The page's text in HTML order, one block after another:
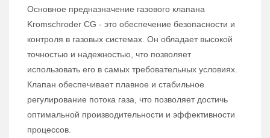
Основное предназначение газового клапана
Kromschroder CG - это обеспечение безопасности и
контроля в газовых системах. Он обладает высокой
точностью и надежностью, что позволяет
использовать его в самых требовательных условиях.
Клапан обеспечивает плавное и стабильное
регулирование потока газа, что позволяет достичь
оптимальной производительности и эффективности
процессов.